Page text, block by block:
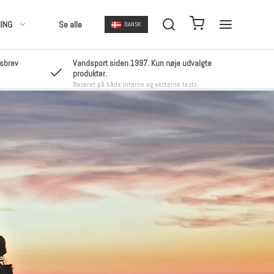
Se alle DANSK
Vandsport siden 1997. Kun nøje udvalgte
produkter.
Baseret på både interne og eksterne tests.